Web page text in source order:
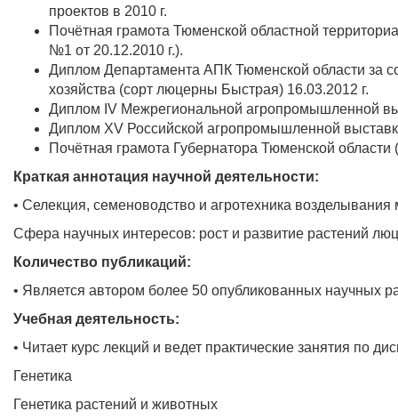
проектов в 2010 г.
Почётная грамота Тюменской областной
№1 от 20.12.2010 г.).
Диплом Департамента АПК Тюменской области за
хозяйства (сорт люцерны Быстрая) 16.03.2012 г.
Диплом IV Межрегиональной агропромышленной
Диплом XV Российской агропромышленной
Почётная грамота Губернатора Тюменской
Краткая аннотация научной деятельности:
• Селекция, семеноводство и агротехника
Сфера научных интересов: рост и развитие растений
Количество публикаций:
• Является автором более 50 опубликованных научных
Учебная деятельность:
• Читает курс лекций и ведет практические занятия по
Генетика
Генетика растений и животных